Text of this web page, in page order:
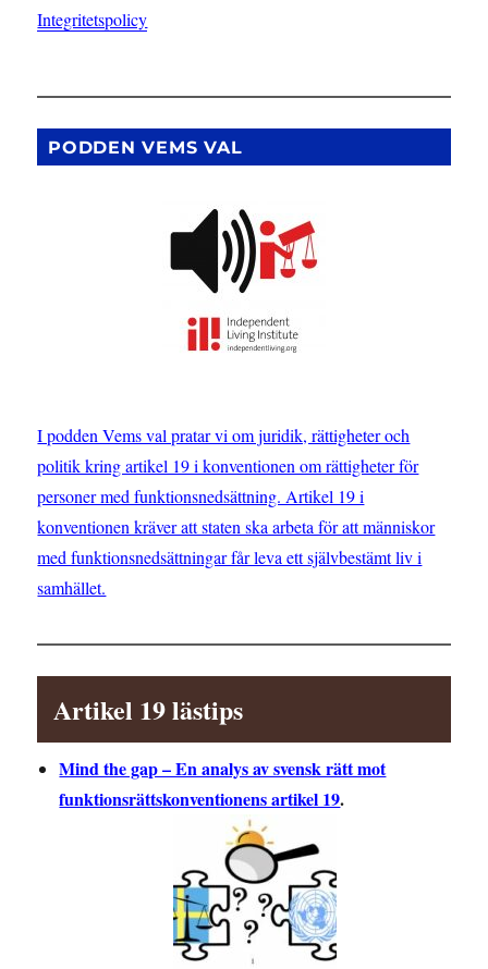
Integritetspolicy
PODDEN VEMS VAL
I podden Vems val pratar vi om juridik, rättigheter och
politik kring artikel 19 i konventionen om rättigheter för
personer med funktionsnedsättning. Artikel 19 i
konventionen kräver att staten ska arbeta för att människor
med funktionsnedsättningar får leva ett självbestämt liv i
samhället.
Artikel 19 lästips
Mind the gap – En analys av svensk rätt mot
funktionsrättskonventionens artikel 19.